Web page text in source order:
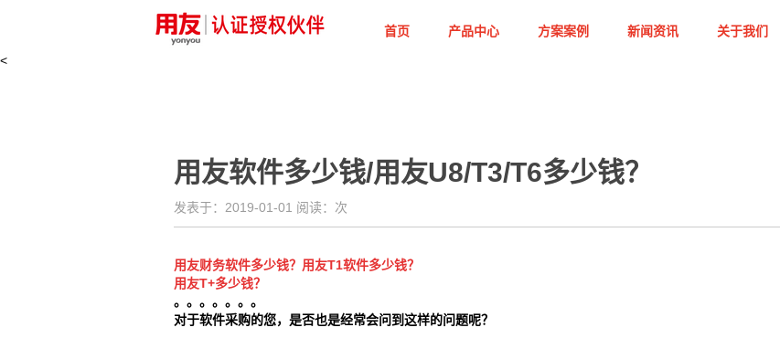
首页 产品中心 方案案例 新闻资讯 关于我们
<
用友软件多少钱/用友U8/T3/T6多少钱？
发表于：2019-01-01 阅读： 次
用友财务软件多少钱？用友T1软件多少钱？
用友T+多少钱？
。。。。。。。
对于软件采购的您，是否也是经常会问到这样的问题呢？